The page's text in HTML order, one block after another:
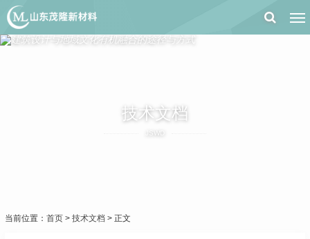
技术文档
JSWD
当前位置： 首页 > 技术文档 > 正文